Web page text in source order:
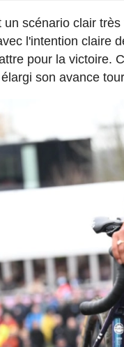
scénario clair
l'intention claire
pour la victoire.
son avance